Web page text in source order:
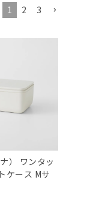
1 2 3
） ワンタッ
ケース Mサ